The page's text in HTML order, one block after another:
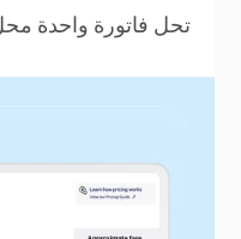
تحل فاتورة واحدة محل